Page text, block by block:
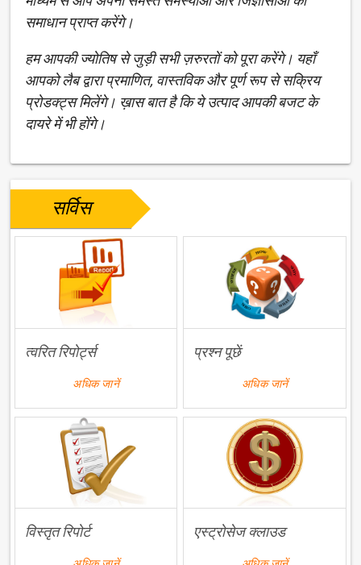
समाधान प्राप्त करेंगे।
हम आपकी ज्योतिष से जुड़ी सभी ज़रुरतों को पूरा करेंगे। यहाँ
आपको लैब द्वारा प्रमाणित, वास्तविक और पूर्ण रूप से सक्रिय
प्रोडक्ट्स मिलेंगे। ख़ास बात है कि ये उत्पाद आपकी बजट के
दायरे में भी होंगे।
सर्विस
त्वरित रिपोर्ट्स
अधिक जानें
प्रश्न पूछें
अधिक जानें
विस्तृत रिपोर्ट एस्ट्रोसेज क्लाउड